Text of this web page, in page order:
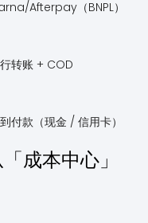
Afterpay（BNPL）
转账 + COD
付款（现金 / 信用卡）
成本中心」